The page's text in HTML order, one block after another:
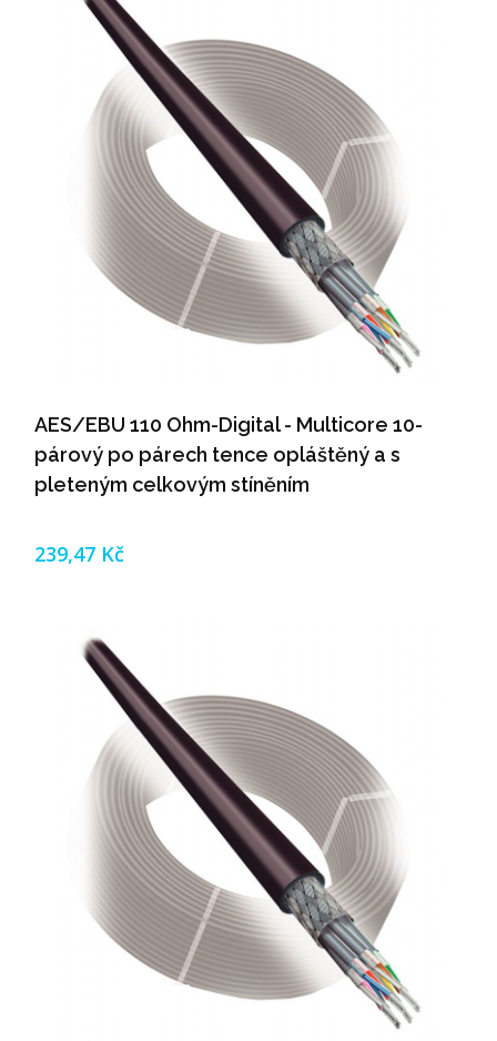
AES/EBU 110 Ohm-Digital - Multicore 10-
párový po párech tence opláštěný a s
pleteným celkovým stíněním
239,47 Kč